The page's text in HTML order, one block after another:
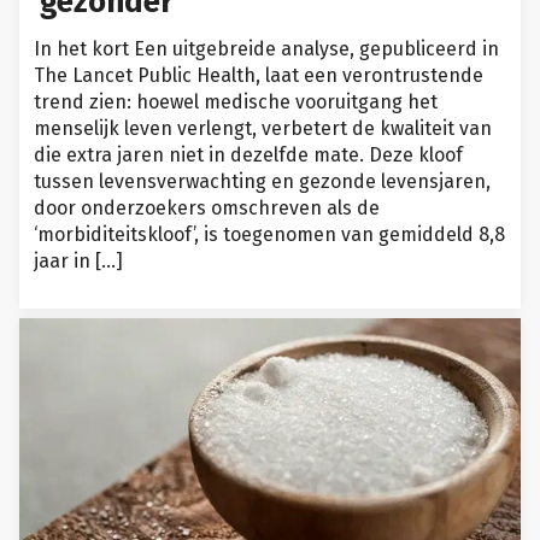
In het kort Een uitgebreide analyse, gepubliceerd in
The Lancet Public Health, laat een verontrustende
trend zien: hoewel medische vooruitgang het
menselijk leven verlengt, verbetert de kwaliteit van
die extra jaren niet in dezelfde mate. Deze kloof
tussen levensverwachting en gezonde levensjaren,
door onderzoekers omschreven als de
‘morbiditeitskloof’, is toegenomen van gemiddeld 8,8
jaar in […]